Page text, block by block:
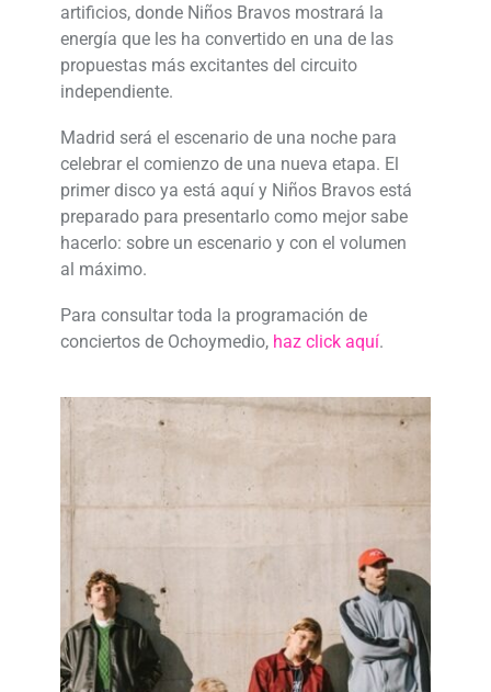
artificios, donde Niños Bravos mostrará la
energía que les ha convertido en una de las
propuestas más excitantes del circuito
independiente.
Madrid será el escenario de una noche para
celebrar el comienzo de una nueva etapa. El
primer disco ya está aquí y Niños Bravos está
preparado para presentarlo como mejor sabe
hacerlo: sobre un escenario y con el volumen
al máximo.
Para consultar toda la programación de
conciertos de Ochoymedio, haz click aquí.